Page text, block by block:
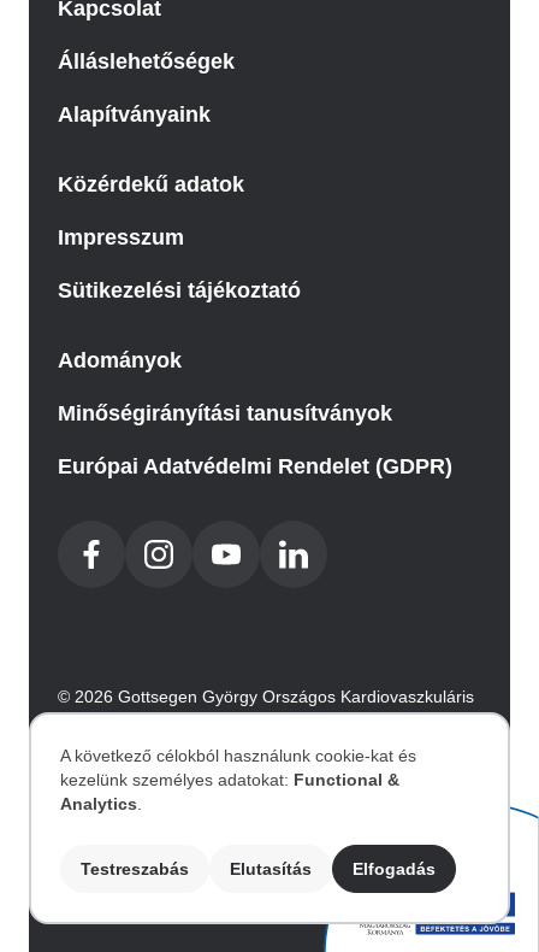
Kapcsolat
Álláslehetőségek
Alapítványaink
Közérdekű adatok
Impresszum
Sütikezelési tájékoztató
Adományok
Minőségirányítási tanusítványok
Európai Adatvédelmi Rendelet (GDPR)
© 2026 Gottsegen György Országos Kardiovaszkuláris
Intézet. Minden jog fenntartva.
Image
Személyes
adatok
A következő célokból használunk cookie-kat és
kezelünk személyes adatokat: Functional &
Analytics
Testreszabás Elutasítás Elfogadás